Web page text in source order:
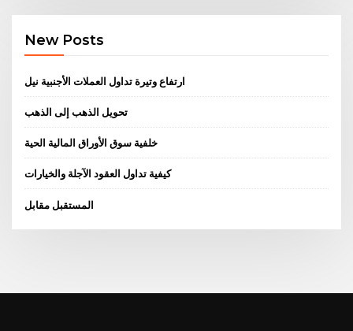
New Posts
ارتفاع وتيرة تداول العملات الأجنبية نيل
تحويل الذهب إلى الذهب
خلفية سوق الأوراق المالية الحية
كيفية تداول العقود الآجلة والخيارات
المستقبل مقابل